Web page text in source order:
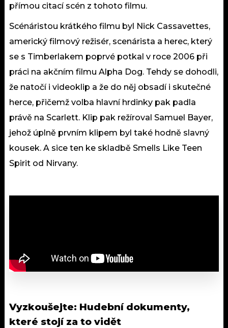
přímou citací scén z tohoto filmu.
Scénáristou krátkého filmu byl Nick Cassavettes,
americký filmový režisér, scenárista a herec, který
se s Timberlakem poprvé potkal v roce 2006 při
práci na akčním filmu Alpha Dog. Tehdy se dohodli,
že natočí i videoklip a že do něj obsadí i skutečné
herce, přičemž volba hlavní hrdinky pak padla
právě na Scarlett. Klip pak režíroval Samuel Bayer,
jehož úplně prvním klipem byl také hodně slavný
kousek. A sice ten ke skladbě Smells Like Teen
Spirit od Nirvany.
Vyzkoušejte: Hudební dokumenty,
které stojí za to vidět